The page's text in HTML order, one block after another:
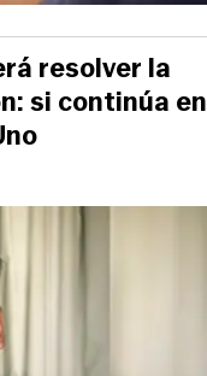
resolver la
si continúa en